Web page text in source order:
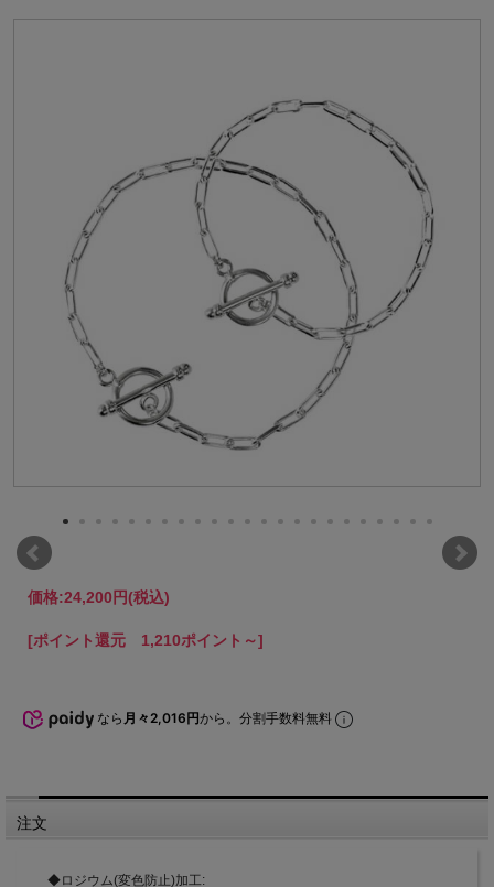
価格:24,200円(税込)
[ポイント還元 1,210ポイント～]
なら 月々2,016円から。分割手数料無料
注文
◆ロジウム(変色防止)加工: